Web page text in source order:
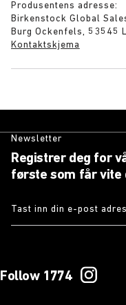
Produsentens adresse:
Birkenstock Global
Burg Ockenfels, 53545
Kontaktskjema
Newsletter
Registrer deg for
første som får vite
Tast inn din e-post
Follow 1774